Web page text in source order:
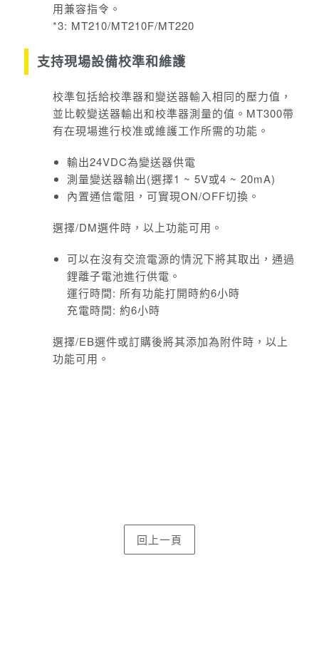
用兼容指令。
*3: MT210/MT210F/MT220
支持現場設備校準和維護
校準包括給校準器和變送器輸入相同的壓力值，
並比較變送器輸出和校準器測量的值。 MT300帶
有在現場進行校准或維護工作所需的功能。
輸出24VDC為變送器供電
測量變送器輸出(選擇1 ~ 5V或4 ~ 20mA)
內置通信電阻，可實現ON/OFF切換。
選擇/DM選件時，以上功能可用。
可以在沒有交流電源的情況下將其取出，通過
鋰離子電池進行供電。
運行時間: 所有功能打開時約6小時
充電時間: 約6小時
選擇/EB選件或訂購後將其添加為附件時，以上
功能可用。